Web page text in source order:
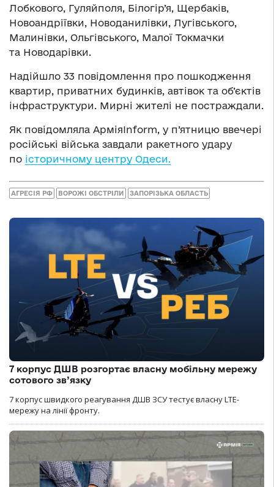
Лобкового, Гуляйполя, Білогір’я, Щербаків,
Новоандріївки, Новоданилівки, Лугівського,
Малинівки, Ольгівського, Малої Токмачки
та Новодарівки.
Надійшло 33 повідомлення про пошкодження
квартир, приватних будинків, автівок та об’єктів
інфраструктури. Мирні жителі не постраждали.
Як повідомляла АрміяInform, у п’ятницю ввечері
російські війська завдали ракетного удару
по історичному центру Одеси.
АГРЕСІЯ РФ ВОРОЖІ ОБСТРІЛИ ЗАПОРІЗЬКА ОБЛАСТЬ
7 корпус ДШВ розгортає власну мобільну мережу
сотового зв’язку
7 корпус швидкого реагування ДШВ ЗСУ тестує власну LTE-
мережу на лінії фронту.